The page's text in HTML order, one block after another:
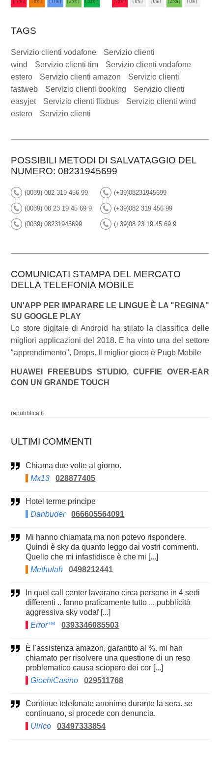
TAGS
Servizio clienti vodafone
Servizio clienti
wind
Servizio clienti tim
Servizio clienti vodafone
estero
Servizio clienti amazon
Servizio clienti
fastweb
Servizio clienti booking
Servizio clienti
easyjet
Servizio clienti flixbus
Servizio clienti wind
estero
Servizio clienti
POSSIBILI METODI DI SALVATAGGIO DEL
NUMERO: 08231945699
(0039) 082 319 456 99 (+39)08231945699
(0039) 08 23 19 45 69 9 (+39)082 319 456 99
(0039) 08231945699 (+39)08 23 19 45 69 9
COMUNICATI STAMPA DEL MERCATO
DELLA TELEFONIA MOBILE
UN'APP PER IMPARARE LE LINGUE È LA "REGINA"
SU GOOGLE PLAY
Lo store digitale di Android ha stilato la classifica delle
migliori applicazioni del 2018. E ha vinto una del settore
"apprendimento", Drops. Il miglior gioco è Pugb Mobile
HUAWEI FREEBUDS STUDIO, CUFFIE OVER-EAR
CON UN GRANDE TOUCH
repubblica.it
ULTIMI COMMENTI
Chiama due volte al giorno.
Mx13
028877405
Hotel terme principe
Danbuder
066605564091
Mi hanno chiamata ma non potevo rispondere.
Quindi è sky da quanto leggo dai vostri commenti.
Quello che mi infastidisce è che mi [...]
Methulah
0498212441
differenti .. fanno praticamente tutto ... pubblicità
aggressiva sky vodaf [...]
Error™
0393346085503
è l'assistenza amazon, garantito al %. mi han
chiamato per risolvere una questione di un reso
problematico causa sciopero dei cor [...]
GiochiCasino
029511768
Continue telefonate anonime durante la sera. se
continuano, si procede con denuncia.
Ulrico
03497333854